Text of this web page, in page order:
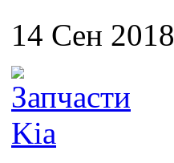
14 Сен 2018